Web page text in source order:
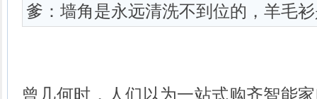
爹：墙角是永远清洗不到位的，羊毛
曾几何时，人们以为一站式购齐智能